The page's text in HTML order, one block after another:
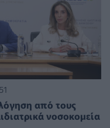
από τους
νοσοκομεία